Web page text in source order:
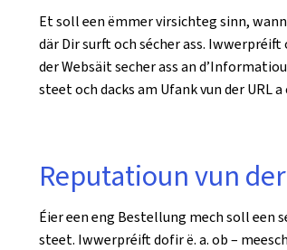
Et soll een ëmmer virsichteg sinn,
där Dir surft och sécher ass.
der Websäit secher ass an
steet och dacks am Ufank vun der URL
Reputatioun vun
Éier een eng Bestellung mech soll een
steet. Iwwerpréift dofir ë. a. ob –